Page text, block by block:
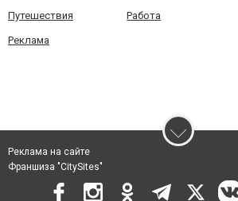
Путешествия Работа
Реклама
Реклама на сайте
Франшиза "CitySites"